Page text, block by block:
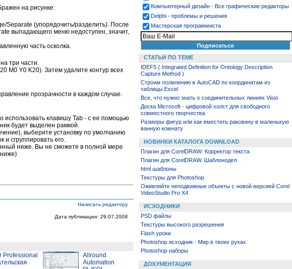
на рисунке:
Separate (упорядочить/разделить). После
выпадающего меню недоступен, значит,
часть осколка.
три части.
M0 Y0 K20). Затем удалите контур всех
прозрачности в каждом случае.
использовать клавишу Tab - с ее помощью
будет выделен рамкой.
выберите установку по умолчанию
сгруппировать его.
ниже. Вы не сможете в полной мере
Написать редактору
Дата публикации: 29.07.2008
Professional
Allround
Automation
Компьютерный дизайн - Все графические редакторы
Delphi - проблемы и решения
Мастерская программиста
СТАТЬИ ПО ТЕМЕ
IDEF5 ( Integrated Definition for Ontology Description
Capture Method )
Строим полилинию в AutoCAD по координатам из
таблицы Excel
Все, что нужно знать о соединительных линиях Visio
Доска Microsoft - цифровой холст для свободного
совместного творчества
Размеры фигур или как вместить раковину в маленькую
ванную комнату
НОВИНКИ КАТАЛОГА DOWNLOAD
Плагин для CorelDRAW: Корректор текста
Плагин для CorelDRAW. Шаблонодел
html шаблоны
Текстуры для Photoshop
Оживляйте неподвижные объекты с новой версией Corel
VideoStudio Pro X4
ИСХОДНИКИ
PSD файлы
Текстуры высокого разрешения
Flash уроки
Photoshop исходник - Мир в твоих руках
Photoshop наборы
ДОКУМЕНТАЦИЯ